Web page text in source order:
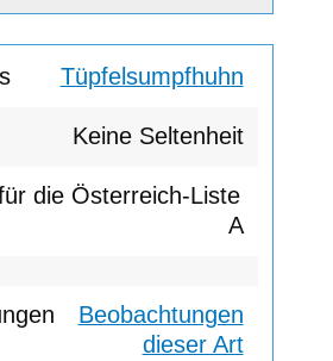
Tüpfelsumpfhuhn
Keine Seltenheit
A
Beobachtungen
dieser Art